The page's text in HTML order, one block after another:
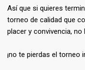
Así que si quieres
torneo de calidad que
placer y convivencia, no
¡no te pierdas el torneo